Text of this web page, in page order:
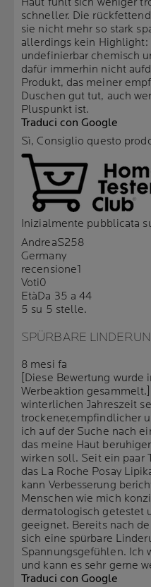
schneller. Die
sie nicht mehr so stark
allerdings kein Highlight:
undefinierbar chemisch
dafür immerhin nicht
Produkt, das meiner
Duschen gut tut, auch
Pluspunkt ist.
Traduci con Google
Sì, Consiglio questo
Inizialmente pubblicata
AndreaS258
Germany
recensione1
Voti0
EtàDa 35 a 44
5 su 5 stelle.
SPÜRBARE
8 mesi fa
[Diese Bewertung wurde
Werbeaktion
winterlichen Jahreszeit
trockener,empfindlicher
ich auf der Suche nach
das meine Haut
wirken soll. Seit ein paar
das La Roche Posay
kann Verbesserung
Menschen wie mich
dermatologisch getestet
geeignet. Bereits nach
sich eine spürbare
Spannungsgefühlen. Ich
und kann es sehr gerne
Traduci con Google